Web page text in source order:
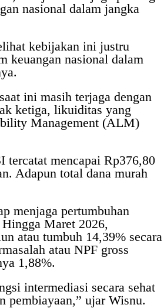
nasional dalam jangka
kebijakan ini justru
keuangan nasional dalam
ini masih terjaga dengan
ketiga, likuiditas yang
Management (ALM)
tercatat mencapai Rp376,80
Adapun total dana murah
menjaga pertumbuhan
Maret 2026,
atau tumbuh 14,39% secara
atau NPF gross
1,88%.
intermediasi secara sehat
pembiayaan,” ujar Wisnu.